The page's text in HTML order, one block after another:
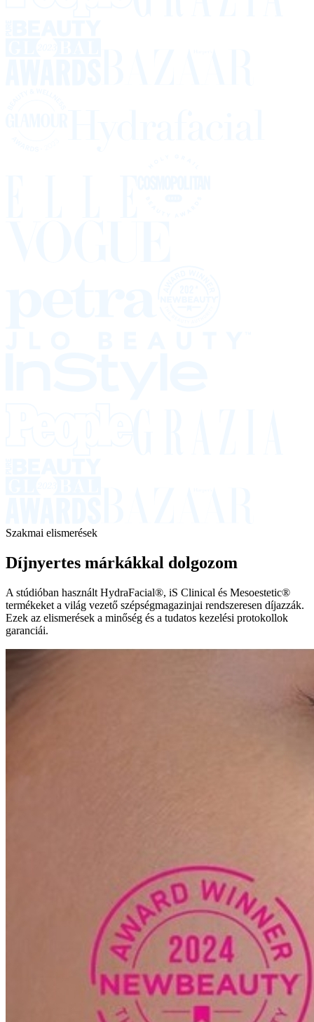
Szakmai elismerések
Díjnyertes márkákkal dolgozom
A stúdióban használt HydraFacial®, iS Clinical és Mesoestetic®
termékeket a világ vezető szépségmagazinjai rendszeresen díjazzák.
Ezek az elismerések a minőség és a tudatos kezelési protokollok
garanciái.